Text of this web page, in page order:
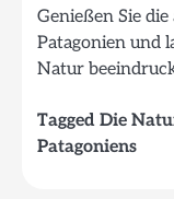
Genießen Sie
Patagonien und
Natur
Tagged Die
Patagoniens